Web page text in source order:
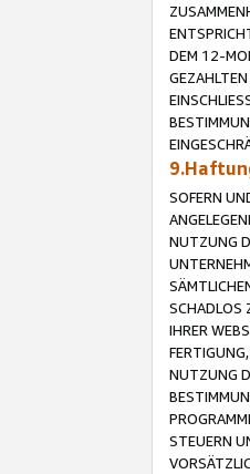
DEM 12-
SOFERN
NUTZUNG
SCHADLOS
IHRER
NUTZUNG
STEUERN